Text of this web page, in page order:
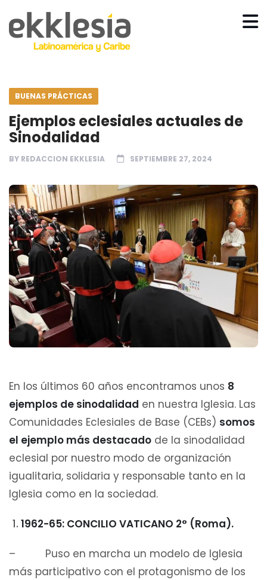
BUENAS PRÁCTICAS
Ejemplos eclesiales actuales de
Sinodalidad
BY REDACCION EKKLESIA SEPTIEMBRE 27, 2024
En los últimos 60 años encontramos unos 8
ejemplos de sinodalidad en nuestra Iglesia. Las
Comunidades Eclesiales de Base (CEBs) somos
el ejemplo más destacado de la sinodalidad
eclesial por nuestro modo de organización
igualitaria, solidaria y responsable tanto en la
Iglesia como en la sociedad.
1962-65: CONCILIO VATICANO 2° (Roma).
– Puso en marcha un modelo de Iglesia
más participativo con el protagonismo de los